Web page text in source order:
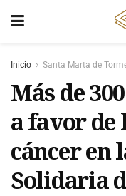
Inicio Santa Marta de
Más de
a favor de
cáncer en
Solidaria